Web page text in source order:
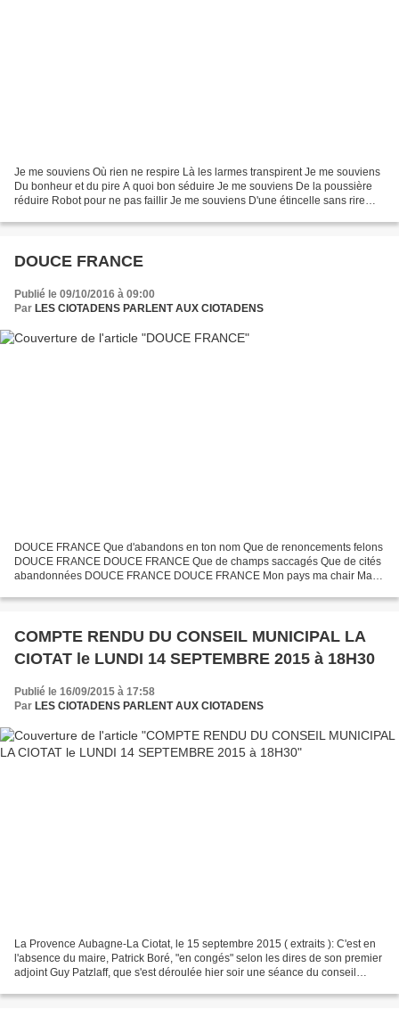
Je me souviens Où rien ne respire Là les larmes transpirent Je me souviens
Du bonheur et du pire A quoi bon séduire Je me souviens De la poussière
réduire Robot pour ne pas faillir Je me souviens D'une étincelle sans rire
DOUCE FRANCE
Publié le 09/10/2016 à 09:00
Par LES CIOTADENS PARLENT AUX CIOTADENS
DOUCE FRANCE Que d'abandons en ton nom Que de renoncements felons
DOUCE FRANCE DOUCE FRANCE Que de champs saccagés Que de cités
abandonnées DOUCE FRANCE DOUCE FRANCE Mon pays ma chair Ma
COMPTE RENDU DU CONSEIL MUNICIPAL LA
CIOTAT le LUNDI 14 SEPTEMBRE 2015 à 18H30
Publié le 16/09/2015 à 17:58
Par LES CIOTADENS PARLENT AUX CIOTADENS
La Provence Aubagne-La Ciotat, le 15 septembre 2015 ( extraits ): C'est en
l'absence du maire, Patrick Boré, "en congés" selon les dires de son premier
adjoint Guy Patzlaff, que s'est déroulée hier soir une séance du conseil